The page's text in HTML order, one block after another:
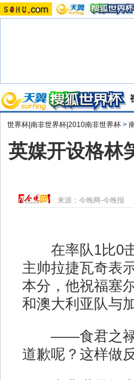
世界杯|南非世界杯|2010南非世界杯 >
英媒开设格林
来源： 今晚网-今晚报
在率队1比0击
主帅拉捷瓦奇表
本分，他祝福塞
和澳大利亚队与
——食君之禄，
道歉呢？这样做